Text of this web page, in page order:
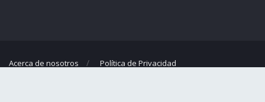
Acerca de nosotros Política de Privacidad